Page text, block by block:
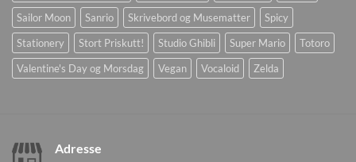
Sailor Moon
Sanrio Skrivebord og Musematter
Spicy
Stationery
Stort Priskutt! Studio Ghibli Super Mario
Totoro
Valentine's Day og Morsdag
Vegan Vocaloid Zelda
Adresse